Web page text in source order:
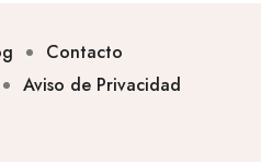
Contacto
Aviso de Privacidad